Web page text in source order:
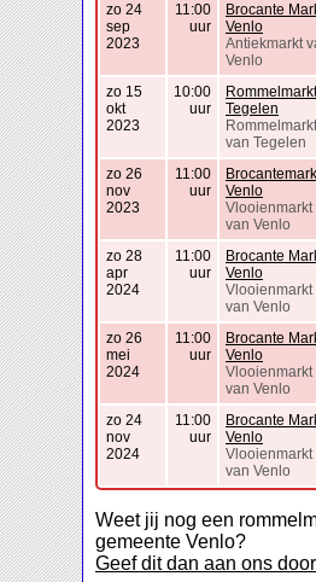
zo 24
sep
2023
11:00
uur
Brocante
Venlo
Antiekmarkt
Venlo
zo 15
okt
2023
10:00
uur
Rommelmarkt
Tegelen
Rommelmarkt
van Tegelen
zo 26
nov
2023
11:00
uur
Venlo
Vlooienmarkt
van Venlo
zo 28
apr
2024
11:00
uur
Brocante
Venlo
Vlooienmarkt
van Venlo
zo 26
mei
2024
11:00
uur
Brocante
Venlo
Vlooienmarkt
van Venlo
zo 24
nov
2024
11:00
uur
Brocante
Venlo
Vlooienmarkt
van Venlo
Weet jij nog een
gemeente Venlo?
Geef dit dan aan ons